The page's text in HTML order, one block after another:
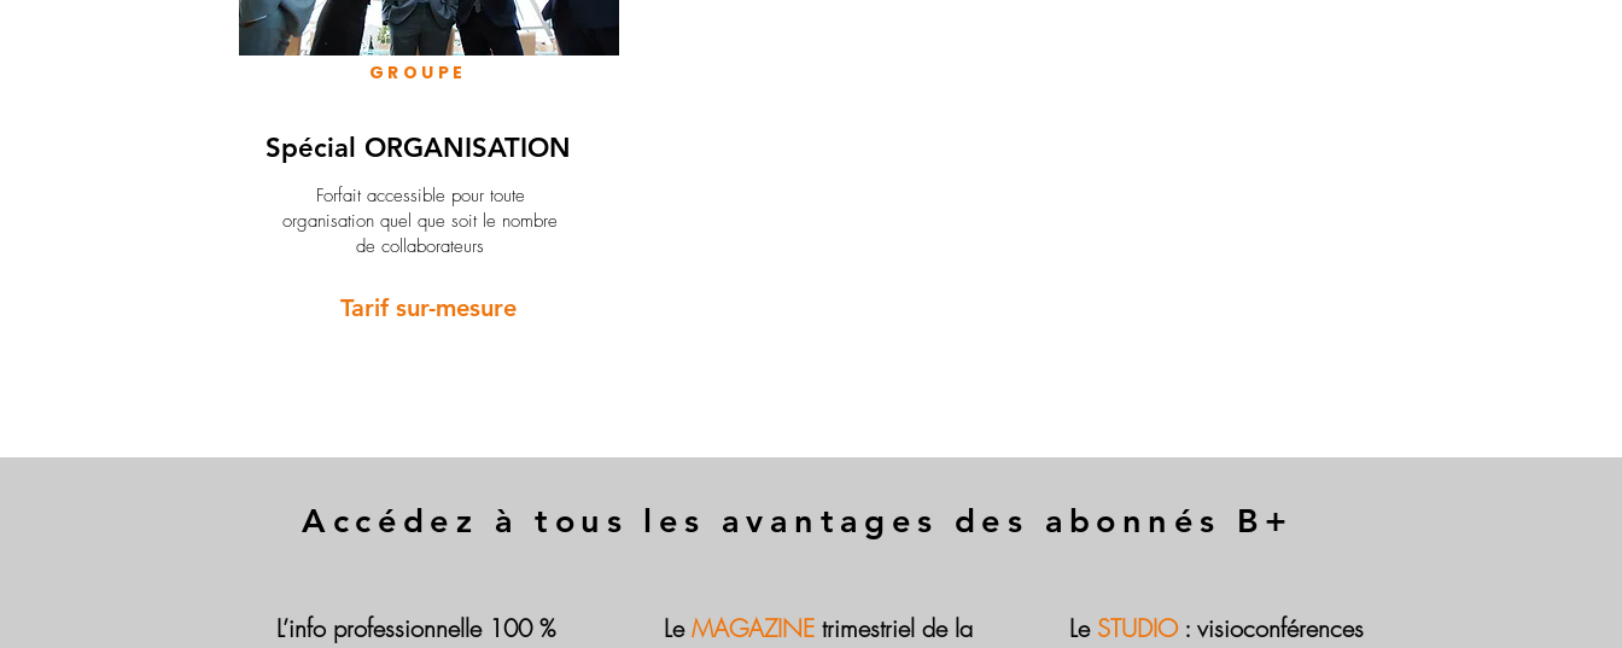
GROUPE
Spécial ORGANISATION
Forfait accessible pour toute
organisation quel que soit le nombre
de collaborateurs
Tarif sur-mesure
Accédez à tous les avantages des abonnés B+
L’info professionnelle 100 %
LeMAGAZINE trimestriel de la
Le STUDIO : visioconférences